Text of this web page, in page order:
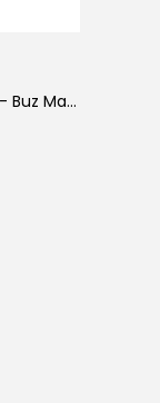
Anne İpek Saten Kısa Sabahlık - Buz Mavisi